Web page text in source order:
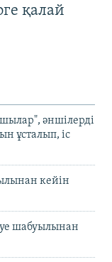
қалай
әншілерді
ұсталып, іс
кейін
шабуылынан